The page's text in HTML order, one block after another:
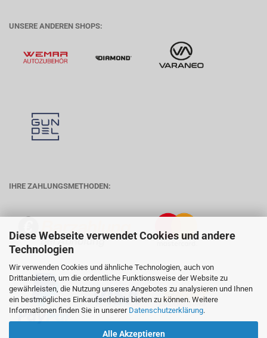
Diese Webseite verwendet Cookies und andere
Technologien
Wir verwenden Cookies und ähnliche Technologien, auch von
Drittanbietern, um die ordentliche Funktionsweise der Website zu
gewährleisten, die Nutzung unseres Angebotes zu analysieren und Ihnen
ein bestmögliches Einkaufserlebnis bieten zu können. Weitere
Informationen finden Sie in unserer Datenschutzerklärung.
Alle Akzeptieren
UNSERE ANDEREN SHOPS:
IHRE ZAHLUNGSMETHODEN: